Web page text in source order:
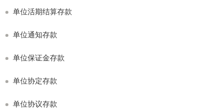
单位活期结算存款
单位通知存款
单位保证金存款
单位协定存款
单位协议存款